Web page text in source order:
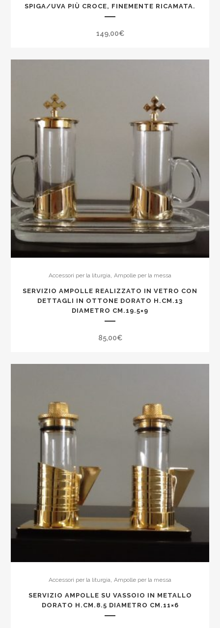
SPIGA/UVA PIÙ CROCE, FINEMENTE RICAMATA.
149,00€
Accessori per la liturgia Ampolle per la messa
SERVIZIO AMPOLLE REALIZZATO IN VETRO CON
DETTAGLI IN OTTONE DORATO H.CM.13
DIAMETRO CM.19.5×9
85,00€
Accessori per la liturgia, Ampolle per la messa
SERVIZIO AMPOLLE SU VASSOIO IN METALLO
DORATO H.CM.8.5 DIAMETRO CM.11×6